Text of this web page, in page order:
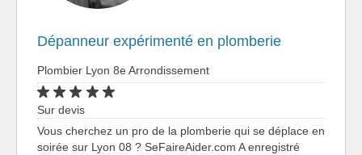
Dépanneur expérimenté en plomberie
Plombier Lyon 8e Arrondissement
Sur devis
Vous cherchez un pro de la plomberie qui se déplace en
soirée sur Lyon 08 ? SeFaireAider.com A enregistré